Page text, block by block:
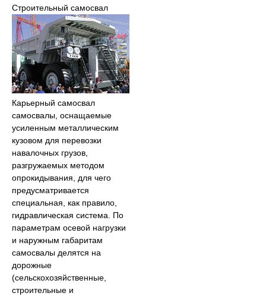
Строительный самосвал
Карьерный самосвал
самосвалы, оснащаемые
усиленным металлическим
кузовом для перевозки
навалочных грузов,
разгружаемых методом
опрокидывания, для чего
предусматривается
специальная, как правило,
гидравлическая система. По
параметрам осевой нагрузки
и наружным габаритам
самосвалы делятся на
дорожные
(сельскохозяйственные,
строительные и